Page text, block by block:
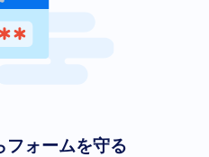
フォームを守る